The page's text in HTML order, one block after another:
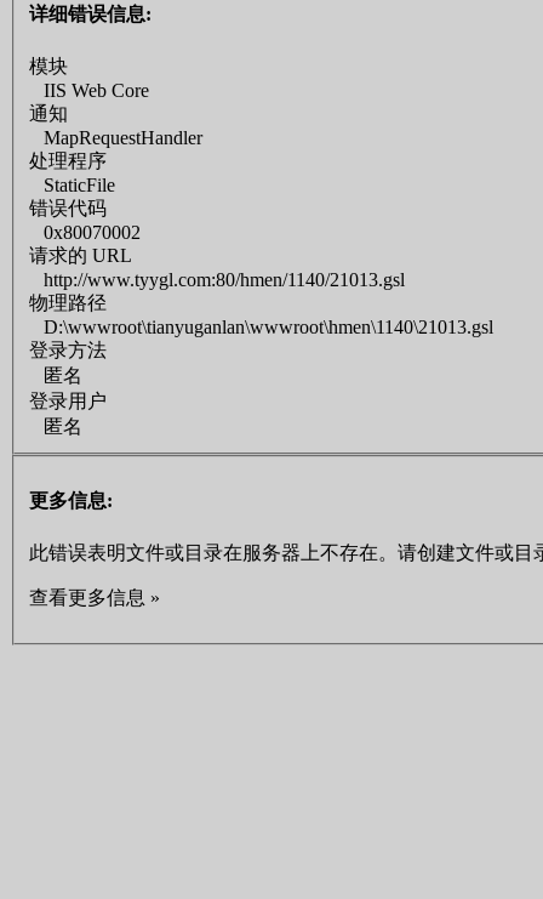
详细错误信息:
模块
IIS Web Core
通知
MapRequestHandler
处理程序
StaticFile
错误代码
0x80070002
请求的 URL
http://www.tyygl.com:80/hmen/1140/21013.gsl
物理路径
D:\wwwroot\tianyuganlan\wwwroot\hmen\1140\21013.gsl
登录方法
匿名
登录用户
匿名
更多信息:
此错误表明文件或目录在服务器上不存在。请创建文件或目
查看更多信息 »